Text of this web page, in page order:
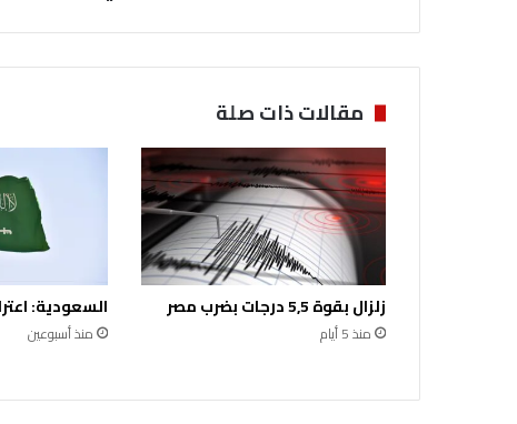
ه
م
ن
م
ش
ر
و
ع
ص
ي
ا
ن
ة
ي
مقالات ذات صلة
زلزال بقوة 5,5 درجات بضرب مصر
منذ 5 أيام
السعودية:
منذ أسبوعين